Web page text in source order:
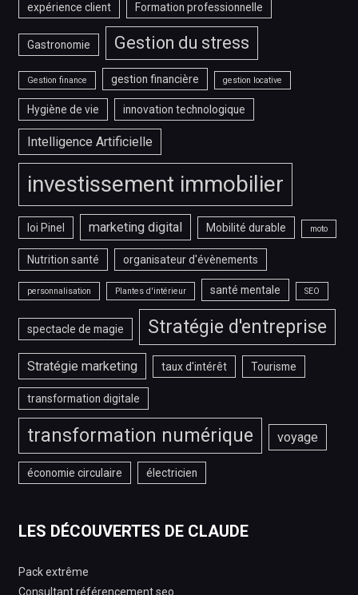
expérience client Formation professionnelle
Gastronomie Gestion du stress
Gestion finance gestion financière gestion locative
Hygiène de vie innovation technologique
Intelligence Artificielle
investissement immobilier
loi Pinel marketing digital Mobilité durable moto
Nutrition santé organisateur d'évènements
personnalisation Plantes d'intérieur santé mentale SEO
spectacle de magie Stratégie d'entreprise
Stratégie marketing taux d'intérêt Tourisme
transformation digitale
transformation numérique voyage
économie circulaire électricien
LES DÉCOUVERTES DE CLAUDE
Pack extrême
Consultant référencement seo